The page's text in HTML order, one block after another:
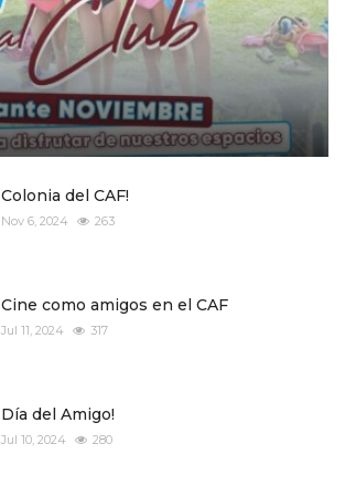
Colonia del CAF!
Nov 6, 2024 263
Cine como amigos en el CAF
Jul 11, 2024 317
Día del Amigo!
Jul 10, 2024 280